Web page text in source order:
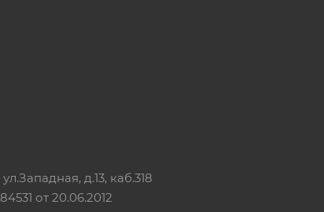
д.13, каб.318
от 20.06.2012